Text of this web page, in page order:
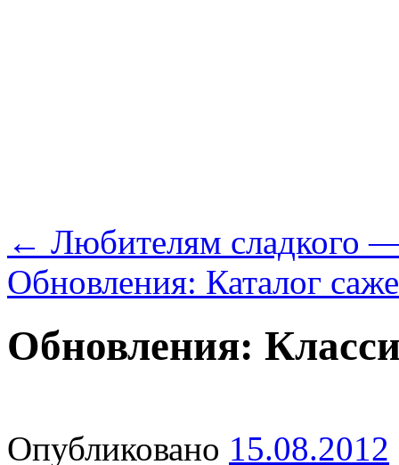
← Любителям сладкого
Обновления: Каталог
Обновления:
Опубликовано 15.08.2012